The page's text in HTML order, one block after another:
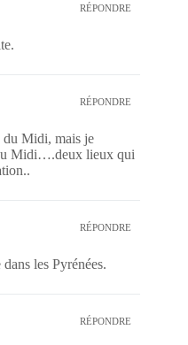
RÉPONDRE
RÉPONDRE
du Midi, mais je
Midi….deux lieux qui
RÉPONDRE
les Pyrénées.
RÉPONDRE